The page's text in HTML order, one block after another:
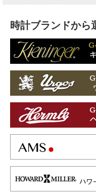
時計ブランドから